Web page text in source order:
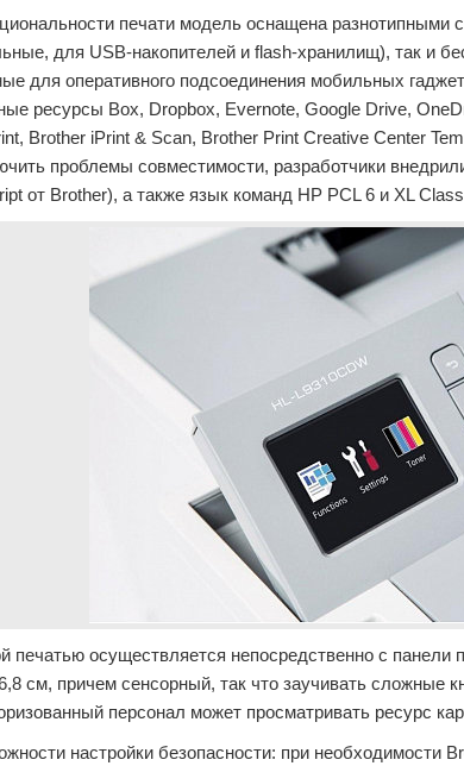
печати модель оснащена разнотипными
для USB-накопителей и flash-хранилищ), так и
для оперативного подсоединения мобильных
ресурсы Box, Dropbox, Evernote, Google Drive,
Brother iPrint & Scan, Brother Print Creative Center
проблемы совместимости, разработчики
от Brother), а также язык команд HP PCL 6 и XL
печатью осуществляется непосредственно с панели
см, причем сенсорный, так что заучивать сложные
персонал может просматривать ресурс
настройки безопасности: при необходимости